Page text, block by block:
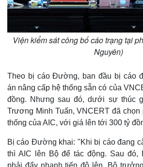
Viện kiểm sát công bố cáo trạng tại
Nguyên)
Theo bị cáo Đường, ban đầu bị cáo
án nâng cấp hệ thống sẵn có của
đồng. Nhưng sau đó, dưới sự thúc
Trương Minh Tuấn, VNCERT đã
thống của AIC, với giá lên tới 300 tỷ
Bị cáo Đường khai: "Khi bị cáo đang
thì AIC lên Bộ để tác động. Sau đó,